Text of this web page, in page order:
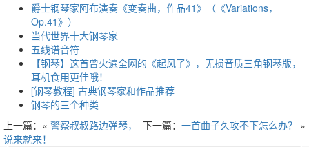
爵士钢琴家阿布演奏《变奏曲，作品41》（《Variations，
Op.41》）
当代世界十大钢琴家
五线谱音符
【钢琴】这首曾火遍全网的《起风了》，无损音质三角钢琴版，
耳机食用更佳哦！
[钢琴教程] 古典钢琴家和作品推荐
钢琴的三个种类
下一篇： 一首曲子久攻不下怎么办？ »
上一篇：« 警察叔叔路边弹琴，
说来就来！